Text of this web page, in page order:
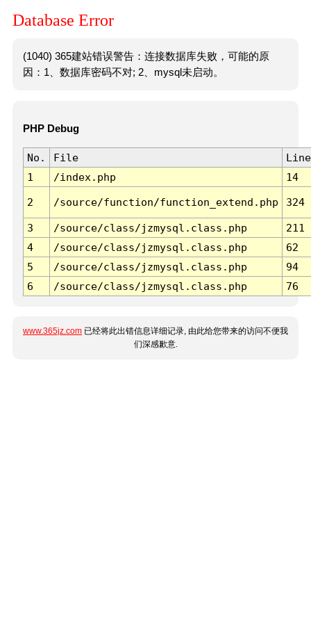
Database Error
(1040) 365建站错误警告：连接数据库失败，可能的原
因：1、数据库密码不对; 2、mysql未启动。
PHP Debug
No. File
Line
1
/index.php 14
2 /source/function/function_extend.php 324
3 /source/class/jzmysql.class.php
211
4
/source/class/jzmysql.class.php
62
5
/source/class/jzmysql.class.php
94
6
/source/class/jzmysql.class.php 76
www.365jz.com 已经将此出错信息详细记录, 由此给您带来的访问不便我
们深感歉意.